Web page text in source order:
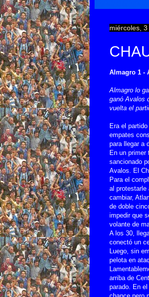
miércoles,
Almagro 1 -
Almagro lo
ganó Avalos
vuelta el
Era el
empates
para llegar a
En un primer
sancionado
Avalos. El
Para el
al protestarle
cambiar,
de doble
impedir que
volante de
A los 30,
conectó un
Luego, sin
pelota en
arriba de
parado. En